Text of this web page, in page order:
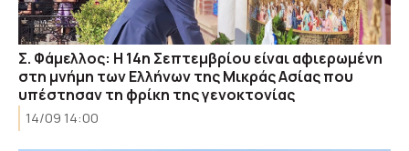
Σ. Φάμελλος: Η 14η Σεπτεμβρίου είναι αφιερωμένη
στη μνήμη των Ελλήνων της Μικράς Ασίας που
υπέστησαν τη φρίκη της γενοκτονίας
14/09 14:00